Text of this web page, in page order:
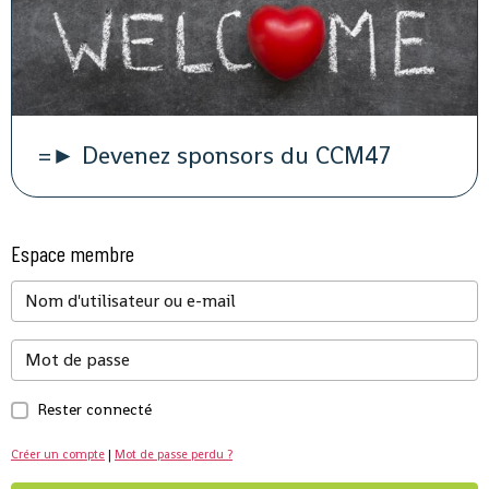
=► Devenez sponsors du CCM47
Espace membre
Rester connecté
Créer un compte | Mot de passe perdu ?